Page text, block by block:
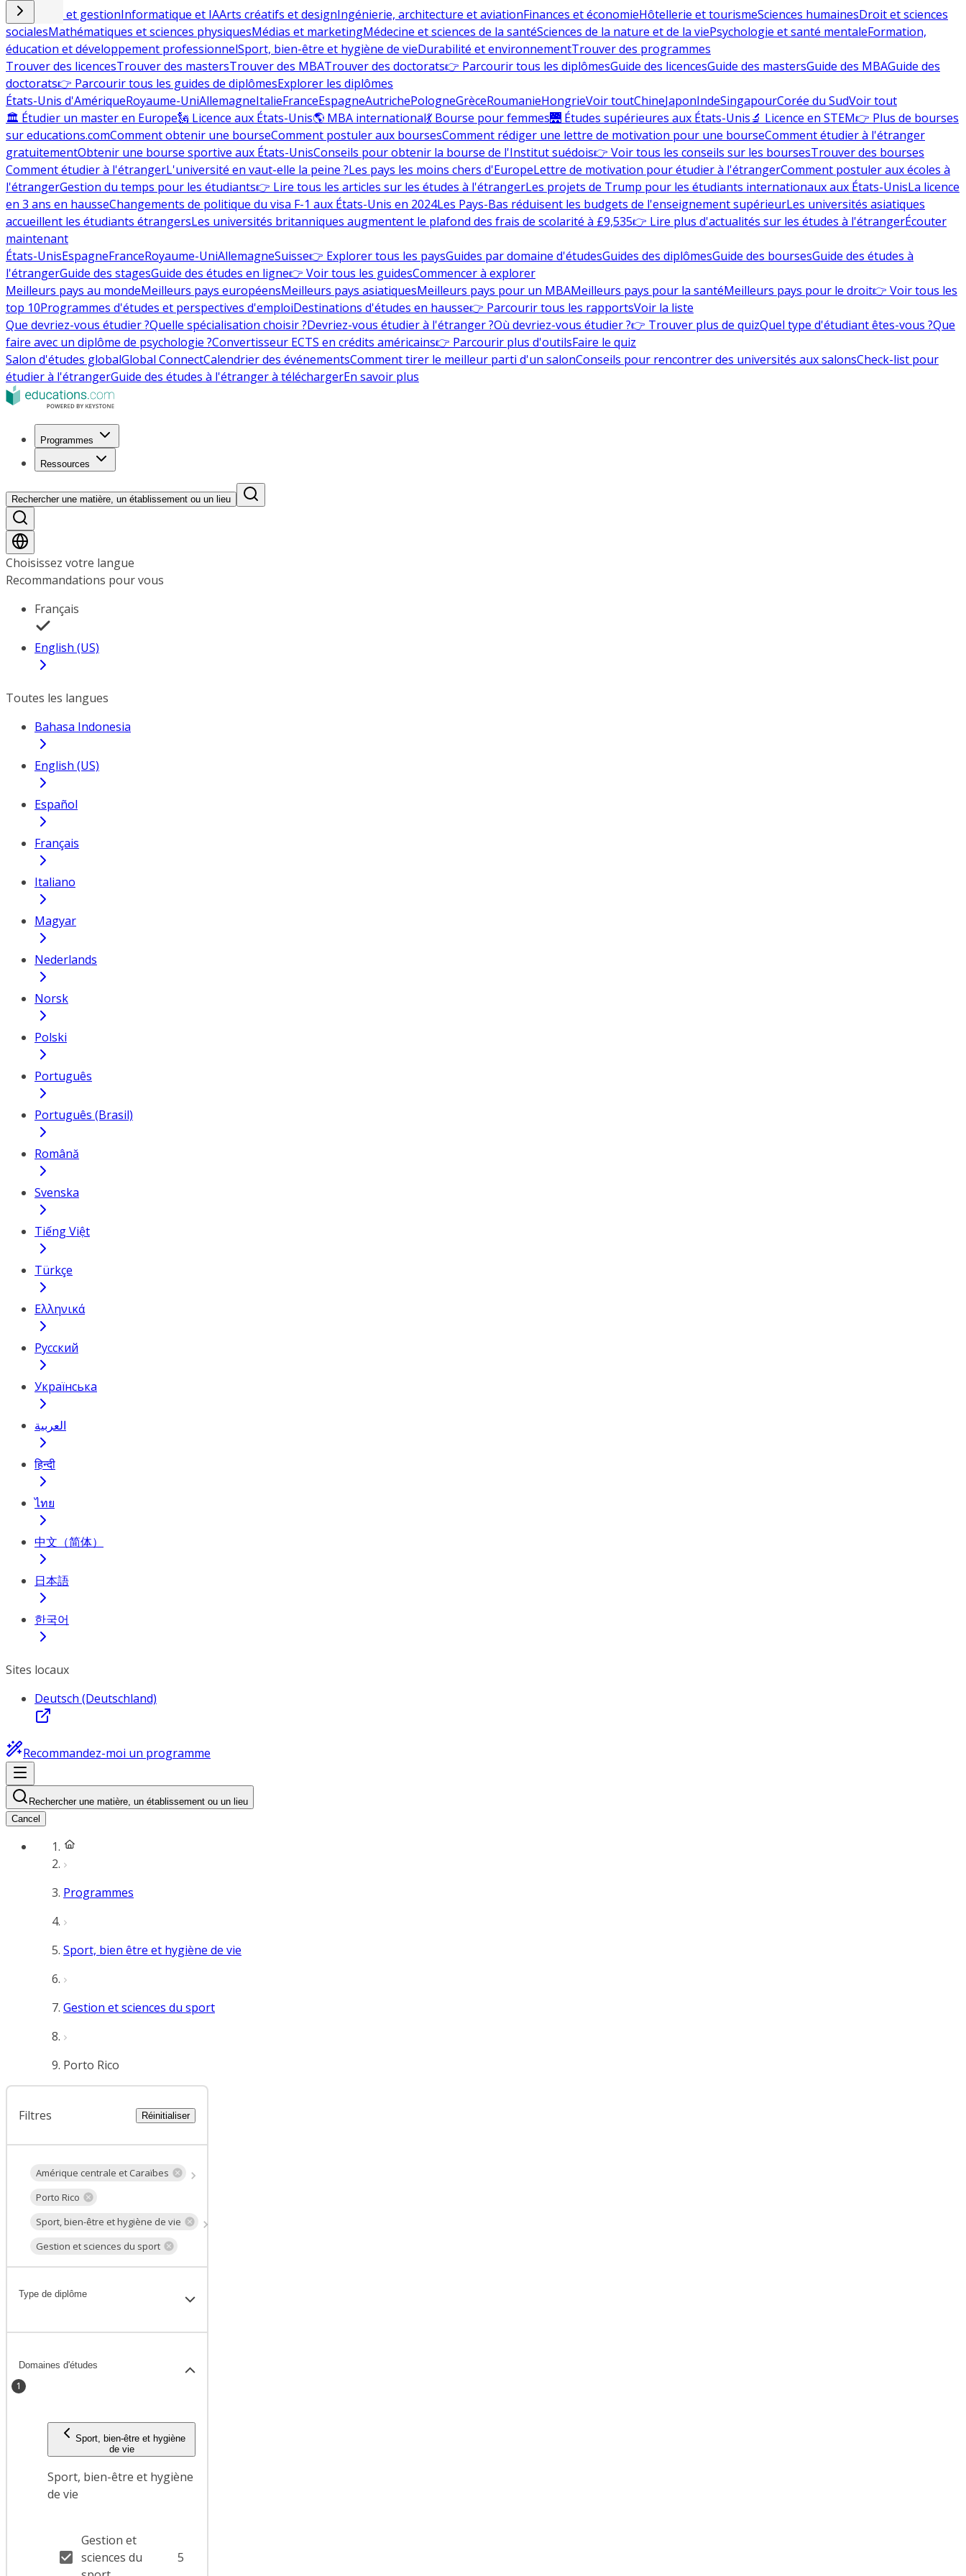
Commerce et gestionInformatique et IAArts créatifs et designIngénierie, architecture et aviationFinances et économieHôtellerie et tourismeSciences humainesDroit et sciences
socialesMathématiques et sciences physiquesMédias et marketingMédecine et sciences de la santéSciences de la nature et de la viePsychologie et santé mentaleFormation,
éducation et développement professionnelSport, bien-être et hygiène de vieDurabilité et environnementTrouver des programmes
Trouver des licencesTrouver des mastersTrouver des MBATrouver des doctorats👉 Parcourir tous les diplômesGuide des licencesGuide des mastersGuide des MBAGuide des
doctorats👉 Parcourir tous les guides de diplômesExplorer les diplômes
États-Unis d'AmériqueRoyaume-UniAllemagneItalieFranceEspagneAutrichePologneGrèceRoumanieHongrieVoir toutChineJaponIndeSingapourCorée du SudVoir tout
🏛 Étudier un master en Europe🗽 Licence aux États-Unis🌎 MBA international💃 Bourse pour femmes🌉 Études supérieures aux États-Unis🔬 Licence en STEM👉 Plus de bourses
sur educations.comComment obtenir une bourseComment postuler aux boursesComment rédiger une lettre de motivation pour une bourseComment étudier à l'étranger
gratuitementObtenir une bourse sportive aux États-UnisConseils pour obtenir la bourse de l'Institut suédois👉 Voir tous les conseils sur les boursesTrouver des bourses
Comment étudier à l'étrangerL'université en vaut-elle la peine ?Les pays les moins chers d'EuropeLettre de motivation pour étudier à l'étrangerComment postuler aux écoles à
l'étrangerGestion du temps pour les étudiants👉 Lire tous les articles sur les études à l'étrangerLes projets de Trump pour les étudiants internationaux aux États-UnisLa licence
en 3 ans en hausseChangements de politique du visa F-1 aux États-Unis en 2024Les Pays-Bas réduisent les budgets de l'enseignement supérieurLes universités asiatiques
accueillent les étudiants étrangersLes universités britanniques augmentent le plafond des frais de scolarité à £9,535👉 Lire plus d'actualités sur les études à l'étrangerÉcouter
maintenant
États-UnisEspagneFranceRoyaume-UniAllemagneSuisse👉 Explorer tous les paysGuides par domaine d'étudesGuides des diplômesGuide des boursesGuide des études à
l'étrangerGuide des stagesGuide des études en ligne👉 Voir tous les guidesCommencer à explorer
Meilleurs pays au mondeMeilleurs pays européensMeilleurs pays asiatiquesMeilleurs pays pour un MBAMeilleurs pays pour la santéMeilleurs pays pour le droit👉 Voir tous les
top 10Programmes d'études et perspectives d'emploiDestinations d'études en hausse👉 Parcourir tous les rapportsVoir la liste
Que devriez-vous étudier ?Quelle spécialisation choisir ?Devriez-vous étudier à l'étranger ?Où devriez-vous étudier ?👉 Trouver plus de quizQuel type d'étudiant êtes-vous ?Que
faire avec un diplôme de psychologie ?Convertisseur ECTS en crédits américains👉 Parcourir plus d'outilsFaire le quiz
Salon d'études globalGlobal ConnectCalendrier des événementsComment tirer le meilleur parti d'un salonConseils pour rencontrer des universités aux salonsCheck-list pour
étudier à l'étrangerGuide des études à l'étranger à téléchargerEn savoir plus
Programmes
Ressources
Rechercher une matière, un établissement ou un lieu
Choisissez votre langue
Recommandations pour vous
Français
English (US)
Toutes les langues
Bahasa Indonesia
English (US)
Español
Français
Italiano
Magyar
Nederlands
Norsk
Polski
Português
Português (Brasil)
Română
Svenska
Tiếng Việt
Türkçe
Ελληνικά
Русский
Українська
العربية
हिन्दी
ไทย
中文（简体）
日本語
한국어
Sites locaux
Deutsch (Deutschland)
Recommandez-moi un programme
Rechercher une matière, un établissement ou un lieu
Cancel
Programmes
Sport, bien être et hygiène de vie
Gestion et sciences du sport
Porto Rico
Filtres Réinitialiser
Amérique centrale et Caraïbes
Porto Rico
Sport, bien-être et hygiène de vie
Gestion et sciences du sport
Type de diplôme
Domaines d'études
1
Sport, bien-être et hygiène
de vie
Sport, bien-être et hygiène
de vie
Gestion et
sciences du
5